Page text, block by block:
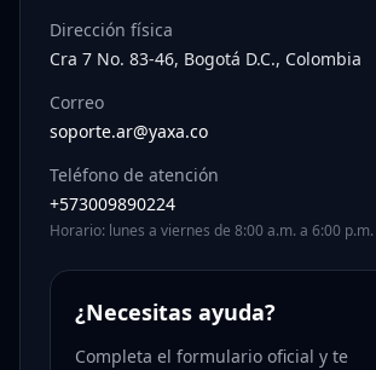
Dirección física
Cra 7 No. 83-46, Bogotá D.C., Colombia
Correo
soporte.ar@yaxa.co
Teléfono de atención
+573009890224
Horario: lunes a viernes de 8:00 a.m. a 6:00 p.m.
¿Necesitas ayuda?
Completa el formulario oficial y te